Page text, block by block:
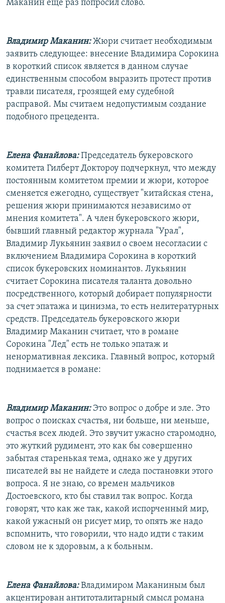
Маканин еще раз попросил слово.
Владимир Маканин:Жюри считает необходимым
заявить следующее: внесение Владимира Сорокина
в короткий список является в данном случае
единственным способом выразить протест против
травли писателя, грозящей ему судебной
расправой. Мы считаем недопустимым создание
подобного прецедента.
Елена Фанайлова:Председатель букеровского
комитета Гилберт Доктороу подчеркнул, что между
постоянным комитетом премии и жюри, которое
сменяется ежегодно, существует "китайская стена,
решения жюри принимаются независимо от
мнения комитета". А член букеровского жюри,
бывший главный редактор журнала "Урал",
Владимир Лукьянин заявил о своем несогласии с
включением Владимира Сорокина в короткий
список букеровских номинантов. Лукьянин
считает Сорокина писателя таланта довольно
посредственного, который добирает популярности
за счет эпатажа и цинизма, то есть нелитературных
средств. Председатель букеровского жюри
Владимир Маканин считает, что в романе
Сорокина "Лед" есть не только эпатаж и
ненормативная лексика. Главный вопрос, который
поднимается в романе:
Владимир Маканин:Это вопрос о добре и зле. Это
вопрос о поисках счастья, ни больше, ни меньше,
счастья всех людей. Это звучит ужасно старомодно,
это жуткий рудимент, это как бы совершенно
забытая старенькая тема, однако же у других
писателей вы не найдете и следа постановки этого
вопроса. Я не знаю, со времен мальчиков
Достоевского, кто бы ставил так вопрос. Когда
говорят, что как же так, какой испорченный мир,
какой ужасный он рисует мир, то опять же надо
вспомнить, что говорили, что надо идти с таким
словом не к здоровым, а к больным.
Елена Фанайлова:Владимиром Маканиным был
акцентирован антитоталитарный смысл романа